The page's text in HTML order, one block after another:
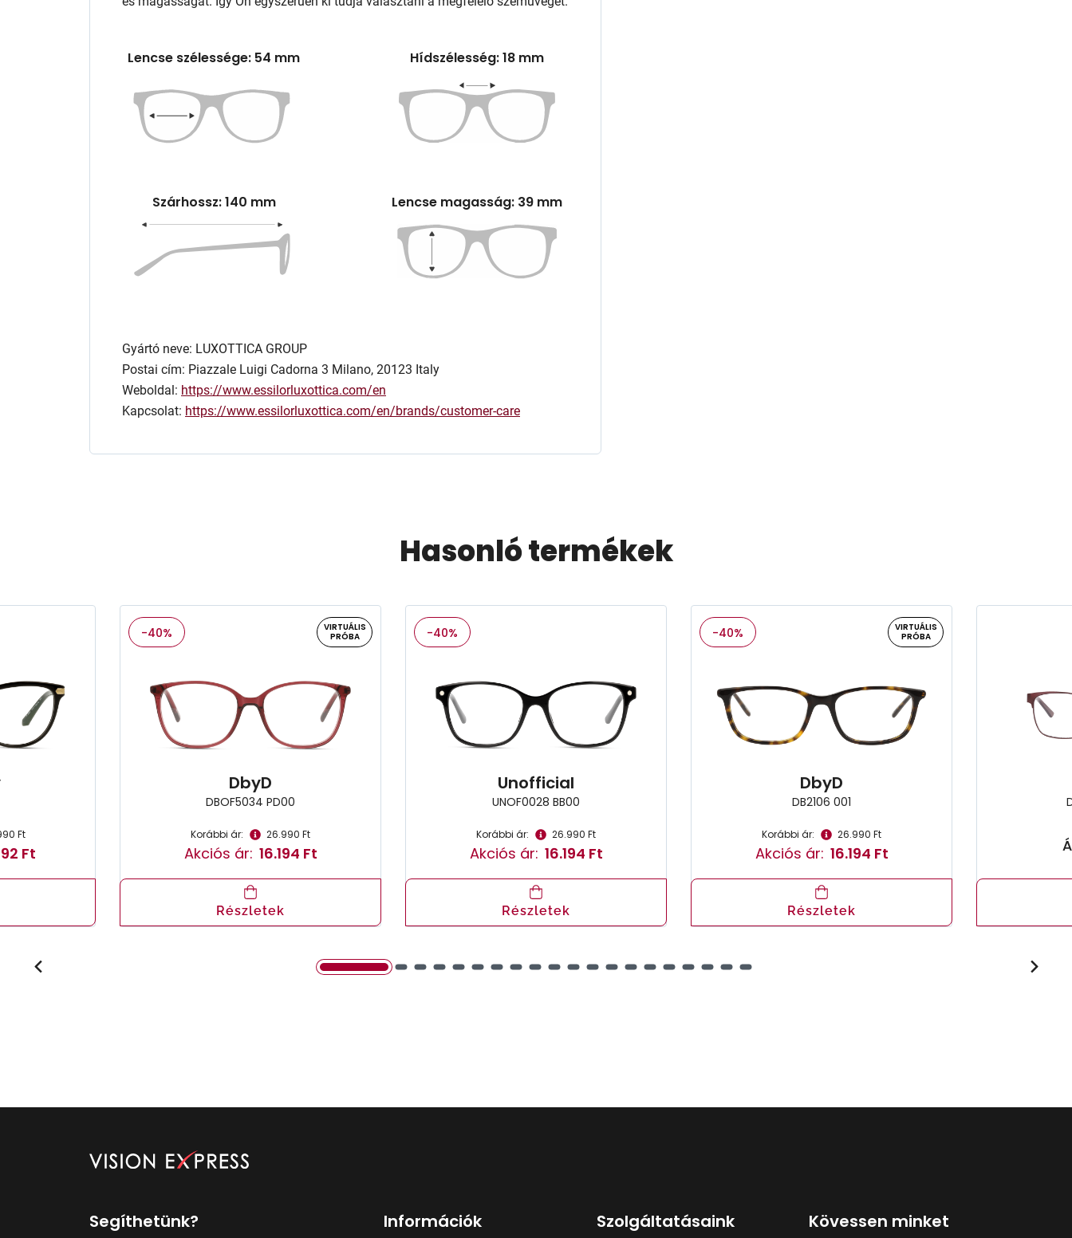
Lencse szélessége: 54 mm Hídszélesség: 18 mm
Szárhossz: 140 mm Lencse magasság: 39 mm
Gyártó neve: LUXOTTICA GROUP
Postai cím: Piazzale Luigi Cadorna 3 Milano, 20123 Italy
Weboldal: https://www.essilorluxottica.com/en
Kapcsolat: https://www.essilorluxottica.com/en/brands/customer-care
Hasonló termékek
Ft
Ft
-40%
VIRTUÁLIS
PRÓBA
DbyD
DBOF5034 PD00
Korábbi ár: 26.990 Ft
Akciós ár: 16.194 Ft
Részletek
-40%
Unofficial
UNOF0028 BB00
Korábbi ár: 26.990 Ft
Akciós ár: 16.194 Ft
Részletek
-40%
VIRTUÁLIS
PRÓBA
DbyD
DB2106 001
Korábbi ár: 26.990 Ft
Akciós ár: 16.194 Ft
Részletek
Segíthetünk? Információk Szolgáltatásaink Kövessen minket